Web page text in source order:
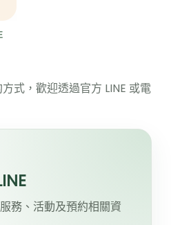
式，歡迎透過官方 LINE 或電
務、活動及預約相關資